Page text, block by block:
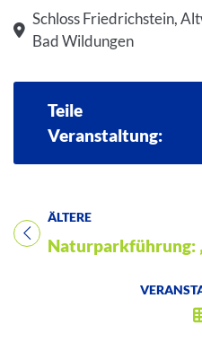
Schloss Friedrichstein,
Bad Wildungen
Teile
Veranstaltung:
ÄLTERE
Titel für
Naturparkführung: „Wald,